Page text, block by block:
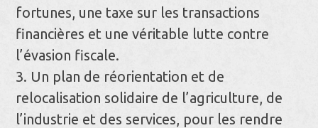
fortunes, une taxe sur les transactions
financières et une véritable lutte contre
l’évasion fiscale.
3. Un plan de réorientation et de
relocalisation solidaire de l’agriculture, de
l’industrie et des services, pour les rendre